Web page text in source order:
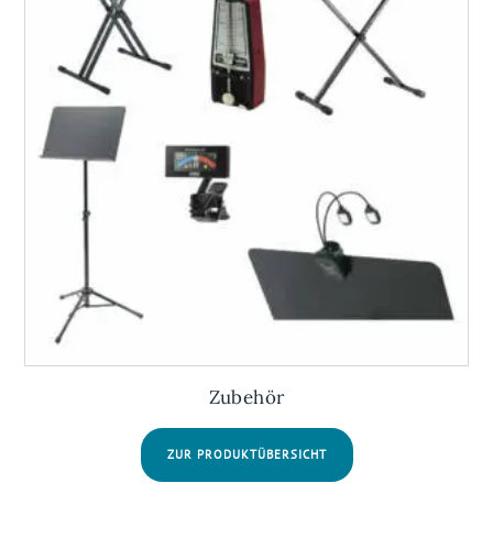
Zubehör
ZUR PRODUKTÜBERSICHT